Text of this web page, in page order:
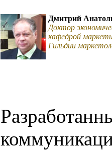
Дмитрий
Доктор
кафедрой
Гильдии